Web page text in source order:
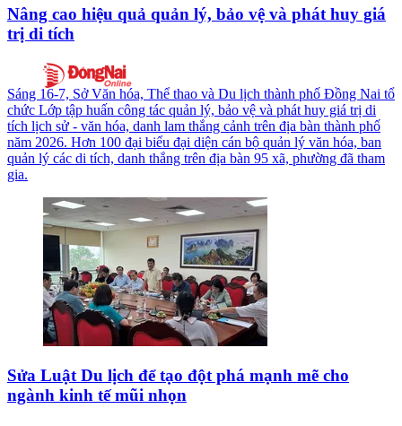
Nâng cao hiệu quả quản lý, bảo vệ và phát huy giá
trị di tích
Sáng 16-7, Sở Văn hóa, Thể thao và Du lịch thành phố Đồng Nai tổ
chức Lớp tập huấn công tác quản lý, bảo vệ và phát huy giá trị di
tích lịch sử - văn hóa, danh lam thắng cảnh trên địa bàn thành phố
năm 2026. Hơn 100 đại biểu đại diện cán bộ quản lý văn hóa, ban
quản lý các di tích, danh thắng trên địa bàn 95 xã, phường đã tham
gia.
Sửa Luật Du lịch để tạo đột phá mạnh mẽ cho
ngành kinh tế mũi nhọn